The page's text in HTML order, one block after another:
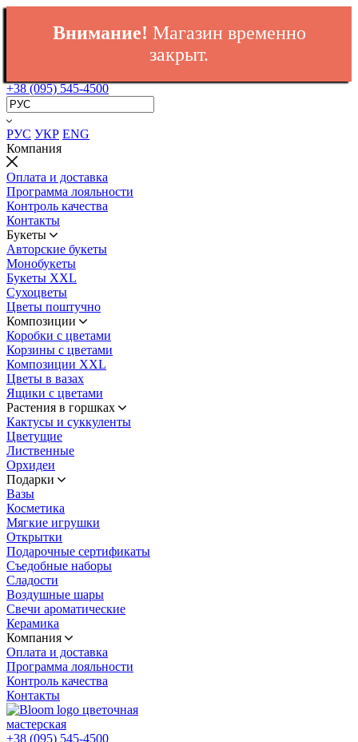
Внимание! Магазин временно
закрыт.
+38 (095) 545-4500
РУС УКР ENG
Компания
Оплата и доставка
Программа лояльности
Контроль качества
Контакты
Букеты
Авторские букеты
Монобукеты
Букеты XXL
Сухоцветы
Цветы поштучно
Композиции
Коробки с цветами
Корзины с цветами
Композиции XXL
Цветы в вазах
Ящики с цветами
Растения в горшках
Кактусы и суккуленты
Цветущие
Лиственные
Орхидеи
Подарки
Вазы
Косметика
Мягкие игрушки
Открытки
Подарочные сертификаты
Съедобные наборы
Сладости
Воздушные шары
Свечи ароматические
Керамика
Компания
Оплата и доставка
Программа лояльности
Контроль качества
Контакты
цветочная
мастерская
+38 (095) 545-4500